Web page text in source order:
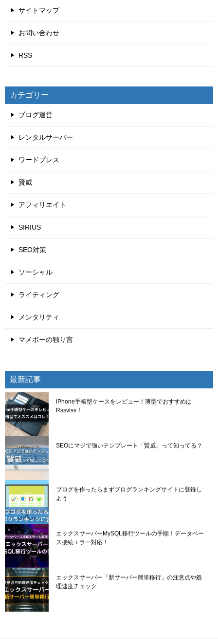
サイトマップ
お問い合わせ
RSS
カテゴリー
ブログ運営
レンタルサーバー
ワードプレス
賢威
アフィリエイト
SIRIUS
SEO対策
ソーシャル
ライティング
メンタリティ
マメボーの独り言
最新記事
iPhone手帳型ケースをレビュー！薄型でおすすめは
Rssviss！
SEOにマジで強いテンプレート「賢威」って知ってる？
ブログを作ったらまずブログランキングサイトに登録し
よう
エックスサーバーMySQL移行ツールの手順！データベー
ス接続エラー対応！
エックスサーバー「新サーバー簡単移行」の注意点や処
理速度チェック